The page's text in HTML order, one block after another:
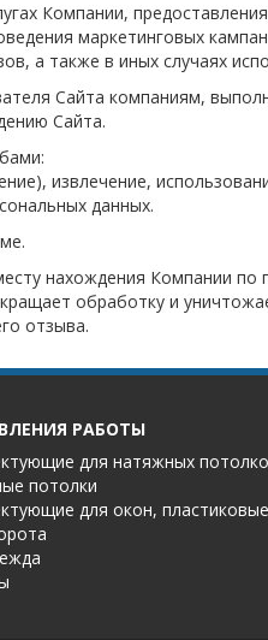
Компании,
маркетинговых
а также в иных случаях
Сайта компаниям,
Сайта.
извлечение,
данных.
нахождения Компании по
обработку и
отзыва.
РАБОТЫ
для натяжных
потолки
для окон, пластиковые